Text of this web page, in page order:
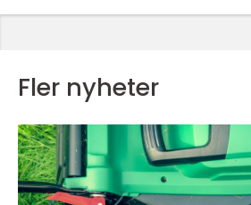
Fler nyheter